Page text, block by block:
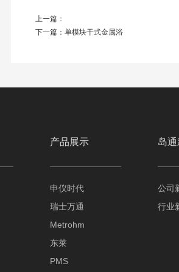
上一篇：
下一篇： 单模块干式金属浴
产品展示
申仪时代
瑞士万通
Metrohm
东莱
PMS
岛
公司
行业